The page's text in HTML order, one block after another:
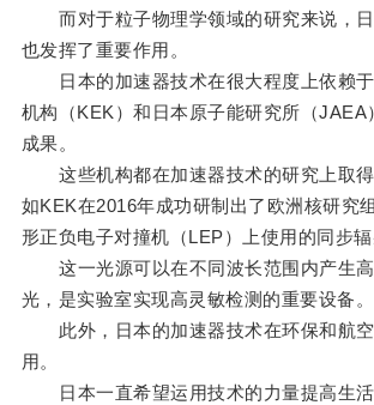
而对于粒子物理学领域的研究来说，日
也发挥了重要作用。
日本的加速器技术在很大程度上依赖于
机构（KEK）和日本原子能研究所（JAEA
成果。
这些机构都在加速器技术的研究上取得
如KEK在2016年成功研制出了欧洲核研究
形正负电子对撞机（LEP）上使用的同步辐
这一光源可以在不同波长范围内产生高
光，是实验室实现高灵敏检测的重要设备。
此外，日本的加速器技术在环保和航空
用。
日本一直希望运用技术的力量提高生活